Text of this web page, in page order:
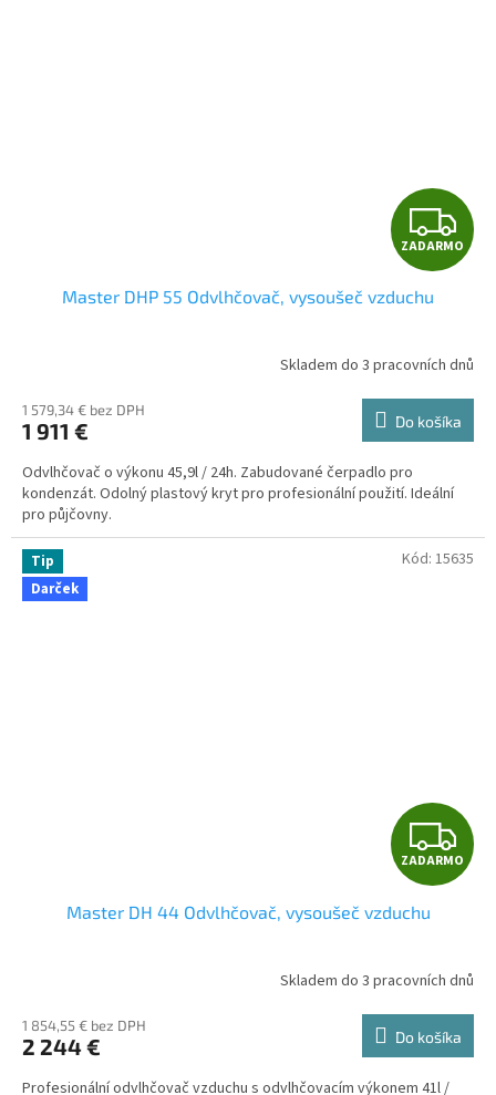
Z
A
A
R
M
O
ZADARMO
Master DHP 55 Odvlhčovač, vysoušeč vzduchu
Skladem do 3 pracovních dnů
1 579,34 € bez DPH
1 911 € Do košíka
Odvlhčovač o výkonu 45,9l / 24h. Zabudované čerpadlo pro
kondenzát. Odolný plastový kryt pro profesionální použití. Ideální
pro půjčovny.
Tip
Darček
Z
A
A
R
M
ZADARMO
Master DH 44 Odvlhčovač, vysoušeč vzduchu
Skladem do 3 pracovních dnů
1 854,55 € bez DPH
2 244 € Do košíka
Profesionální odvlhčovač vzduchu s odvlhčovacím výkonem 41l /
Kód: 15635